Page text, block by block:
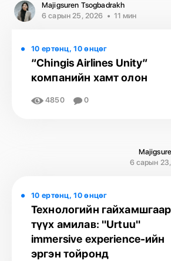
Majigsuren Tsogbadrakh
6 сарын 25, 2026
11 мин
10 ертөнц, 10 өнцөг
“Chingis Airlines Unity”
компанийн хамт олон
4850 0
6 сарын
10 ертөнц, 10 өнцөг
Технологийн гайхамшгаар
түүх амилав: "Urtuu"
immersive experience-ийн
эргэн тойронд